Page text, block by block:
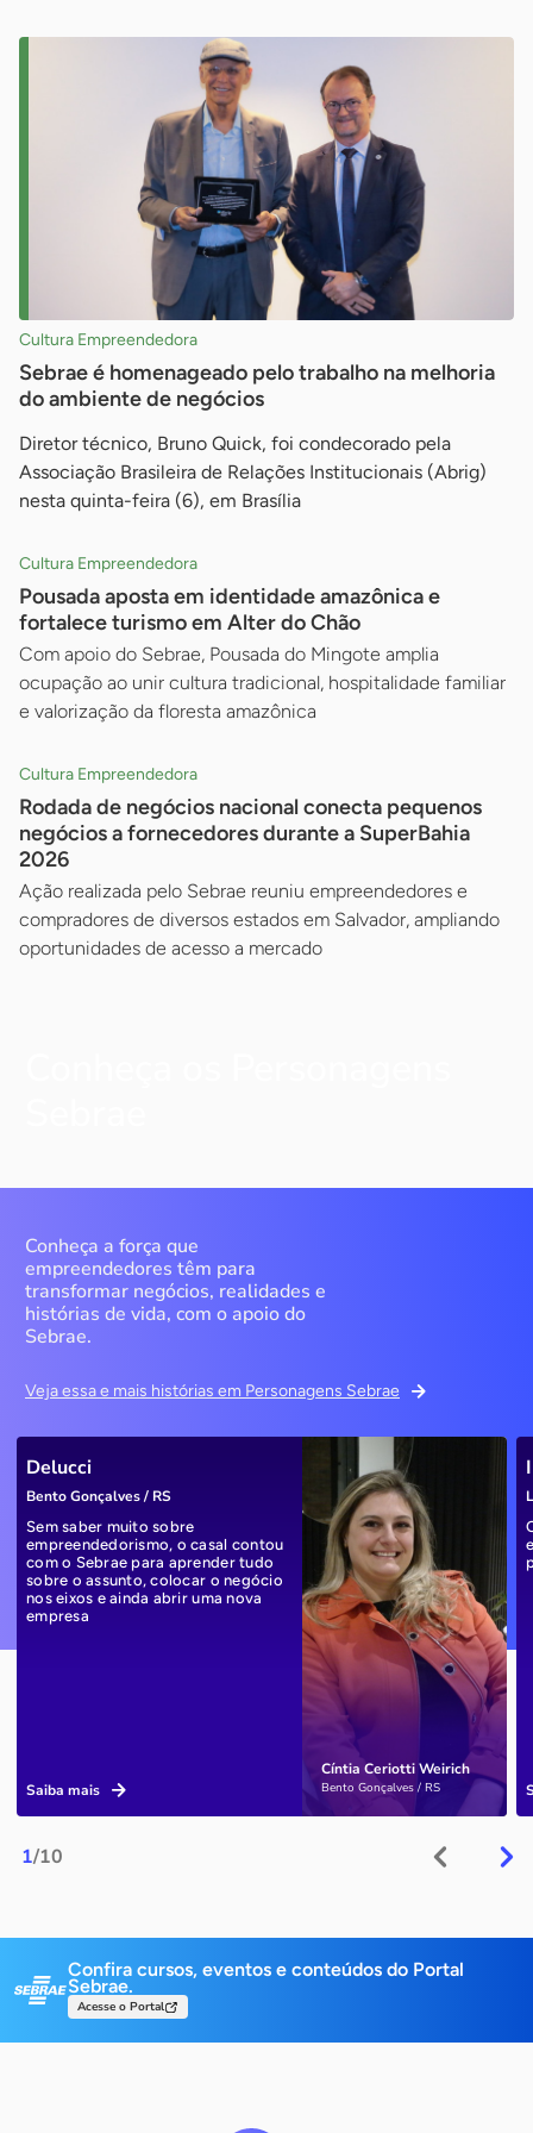
Cultura Empreendedora
Sebrae é homenageado pelo trabalho na melhoria
do ambiente de negócios
Diretor técnico, Bruno Quick, foi condecorado pela
Associação Brasileira de Relações Institucionais (Abrig)
nesta quinta-feira (6), em Brasília
Cultura Empreendedora
Pousada aposta em identidade amazônica e
fortalece turismo em Alter do Chão
Com apoio do Sebrae, Pousada do Mingote amplia
ocupação ao unir cultura tradicional, hospitalidade familiar
e valorização da floresta amazônica
Cultura Empreendedora
Rodada de negócios nacional conecta pequenos
negócios a fornecedores durante a SuperBahia
2026
Ação realizada pelo Sebrae reuniu empreendedores e
compradores de diversos estados em Salvador, ampliando
oportunidades de acesso a mercado
Conheça a força que
empreendedores têm para
transformar negócios, realidades e
histórias de vida, com o apoio do
Sebrae.
Veja essa e mais histórias em Personagens Sebrae
1/10
Cíntia Ceriotti Weirich
Bento Gonçalves / RS
Delucci
Bento Gonçalves / RS
Sem saber muito sobre
empreendedorismo, o casal contou
com o Sebrae para aprender tudo
sobre o assunto, colocar o negócio
nos eixos e ainda abrir uma nova
empresa
Saiba mais
Confira cursos, eventos e conteúdos do Portal
Sebrae.
Acesse o Portal